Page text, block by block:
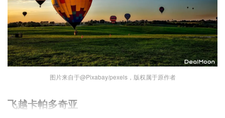
图片来自于@Pixabay/pexels，版权属于原作者
飞越卡帕多奇亚